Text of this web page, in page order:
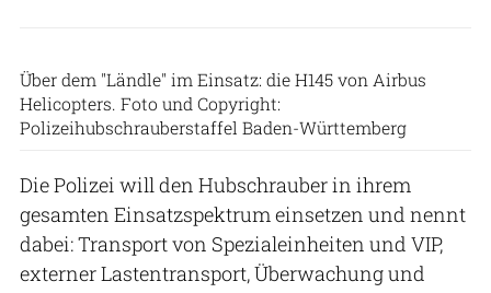
Über dem "Ländle" im Einsatz: die H145 von Airbus
Helicopters. Foto und Copyright:
Polizeihubschrauberstaffel Baden-Württemberg
Die Polizei will den Hubschrauber in ihrem
gesamten Einsatzspektrum einsetzen und nennt
dabei: Transport von Spezialeinheiten und VIP,
externer Lastentransport, Überwachung und